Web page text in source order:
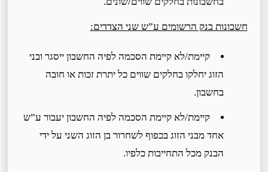
חשבונות בנק הרשומים ע”ש שני הצדדים:
קיימת/לא קיימת הסכמה לפיה החשבון ייסגר ובני
הזוג יחלקו בחלקים שווים כל יתרת זכות או חובה
בחשבון.
קיימת/לא קיימת הסכמה לפיה החשבון יעבור ע”ש
אחד מבני הזוג בכפוף לשחרור בן הזוג השני על ידי
הבנק מכל התחייבות כלפיו.